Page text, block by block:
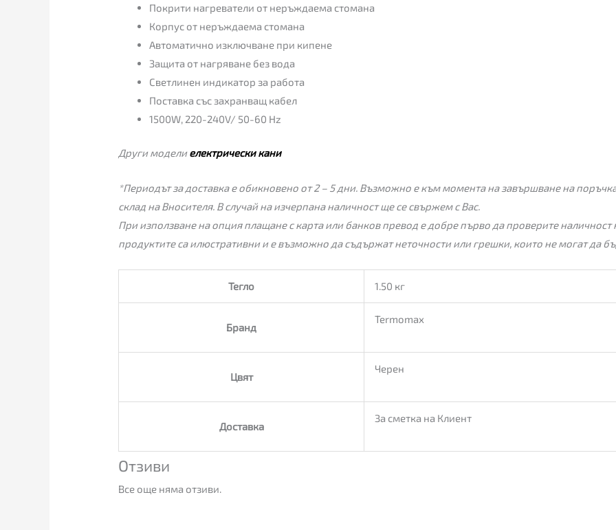
Покрити нагреватели от неръждаема стомана
Корпус от неръждаема стомана
Автоматично изключване при кипене
Защита от нагряване без вода
Светлинен индикатор за работа
Поставка със захранващ кабел
1500W, 220-240V/ 50-60 Hz
Други моделиелектрически кани
*Периодът за доставка е обикновено от 2 – 5 дни. Възможно е към момента на завършване на
склад на Вносителя. В случай на изчерпана наличност ще се свържем с Вас.
При използване на опция плащане с карта или банков превод е добре първо да проверите наличност
продуктите са илюстративни и е възможно да съдържат неточности или грешки, които не могат да
Тегло 1.50 кг
Бранд
Termomax
Цвят
Черен
Доставка
За сметка на Клиент
Отзиви
Все още няма отзиви.